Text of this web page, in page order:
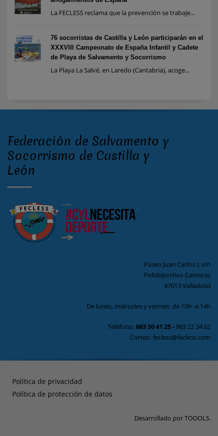
La FECLESS reclama que la prevención se trabaje...
76 socorristas de Castilla y León participarán en el
XXXVIII Campeonato de España Infantil y Cadete
de Playa de Salvamento y Socorrismo
La Playa La Salvé, en Laredo (Cantabria), acoge...
Federación de Salvamento y
Socorrismo de Castilla y
León
Paseo Juan Carlos I, s/n
Polideportivo Canterac
47013 Valladolid
De lunes, miércoles y viernes: de 10h -a 14h
Teléfono:683 50 41 25-983 22 34 62
Correo: fecless@fecless.com
Política de privacidad
Política de protección de datos
Desarrollado porTOOOLS.